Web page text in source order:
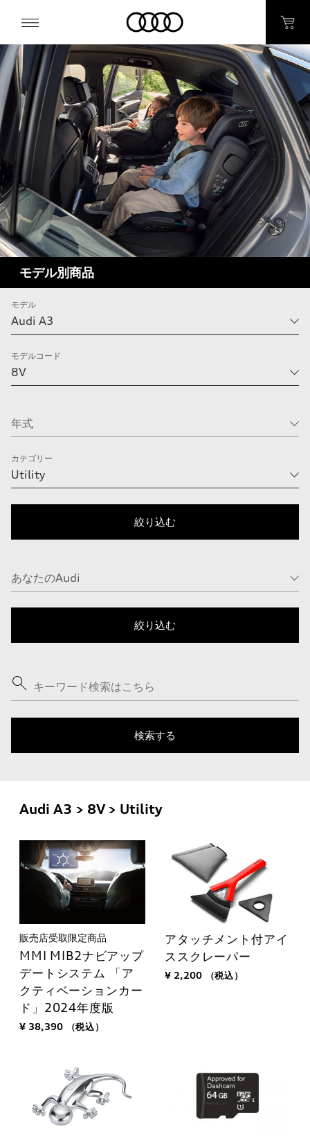
モデル別商品
モデル
モデルコード
カテゴリー
Audi A3 > 8V > Utility
販売店受取限定商品
MMI MIB2ナビアップ
デートシステム 「ア
クティベーションカー
ド」2024年度版
¥ 38,390 （税込）
アタッチメント付アイ
ススクレーパー
¥ 2,200 （税込）